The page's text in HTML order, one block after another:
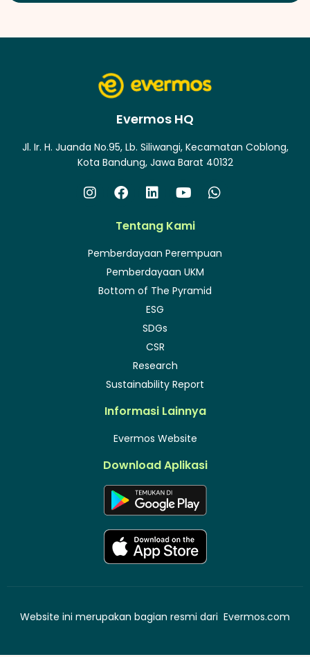
Evermos HQ
Jl. Ir. H. Juanda No.95, Lb. Siliwangi, Kecamatan Coblong,
Kota Bandung, Jawa Barat 40132
Tentang Kami
Pemberdayaan Perempuan
Pemberdayaan UKM
Bottom of The Pyramid
ESG
SDGs
CSR
Research
Sustainability Report
Informasi Lainnya
Evermos Website
Download Aplikasi
Website ini merupakan bagian resmi dari Evermos.com